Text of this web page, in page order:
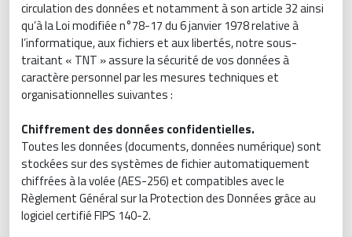
circulation des données et notamment à son article 32 ainsi
qu’à la Loi modifiée n°78-17 du 6 janvier 1978 relative à
l’informatique, aux fichiers et aux libertés, notre sous-
traitant « TNT » assure la sécurité de vos données à
caractère personnel par les mesures techniques et
organisationnelles suivantes :
Chiffrement des données confidentielles.
Toutes les données (documents, données numérique) sont
stockées sur des systèmes de fichier automatiquement
chiffrées à la volée (AES-256) et compatibles avec le
Règlement Général sur la Protection des Données grâce au
logiciel certifié FIPS 140-2.